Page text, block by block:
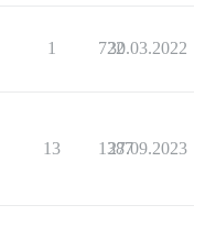
1 722
30.03.2022
13 1387
27.09.2023